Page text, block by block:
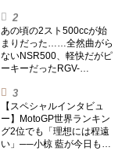
あの頃の2スト500ccが始
まりだった……全然曲がら
ないNSR500、軽快だがピ
ーキーだったRGV-
(アオキマニアックレーシ
ング) Vol.1】
【スペシャルインタビュ
ー】MotoGP世界ランキン
グ2位でも「理想には程遠
い」──小椋 藍が今日も走